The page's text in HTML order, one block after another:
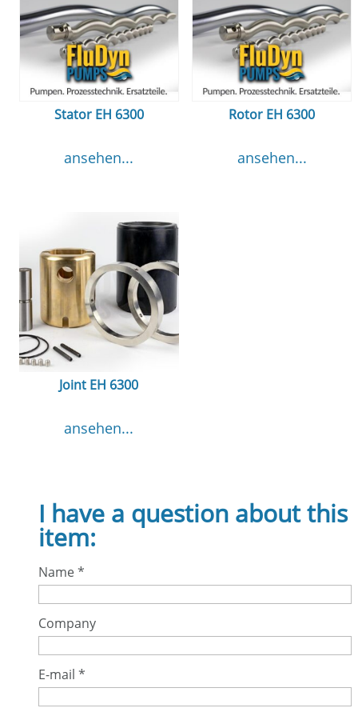
Stator EH 6300
ansehen...
Rotor EH 6300
ansehen...
Joint EH 6300
ansehen...
I have a question about this
item:
Name*
Company
E-mail *